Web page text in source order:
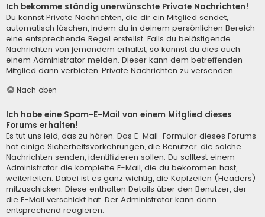
Ich bekomme ständig unerwünschte Private Nachrichten!
Du kannst Private Nachrichten, die dir ein Mitglied sendet,
automatisch löschen, indem du in deinem persönlichen Bereich
eine entsprechende Regel erstellst. Falls du belästigende
Nachrichten von jemandem erhältst, so kannst du dies auch
einem Administrator melden. Dieser kann dem betreffenden
Mitglied dann verbieten, Private Nachrichten zu versenden.
Nach oben
Ich habe eine Spam-E-Mail von einem Mitglied dieses
Forums erhalten!
Es tut uns leid, das zu hören. Das E-Mail-Formular dieses Forums
hat einige Sicherheitsvorkehrungen, die Benutzer, die solche
Nachrichten senden, identifizieren sollen. Du solltest einem
Administrator die komplette E-Mail, die du bekommen hast,
weiterleiten. Dabei ist es ganz wichtig, die Kopfzeilen (Headers)
mitzuschicken. Diese enthalten Details über den Benutzer, der
die E-Mail verschickt hat. Der Administrator kann dann
entsprechend reagieren.